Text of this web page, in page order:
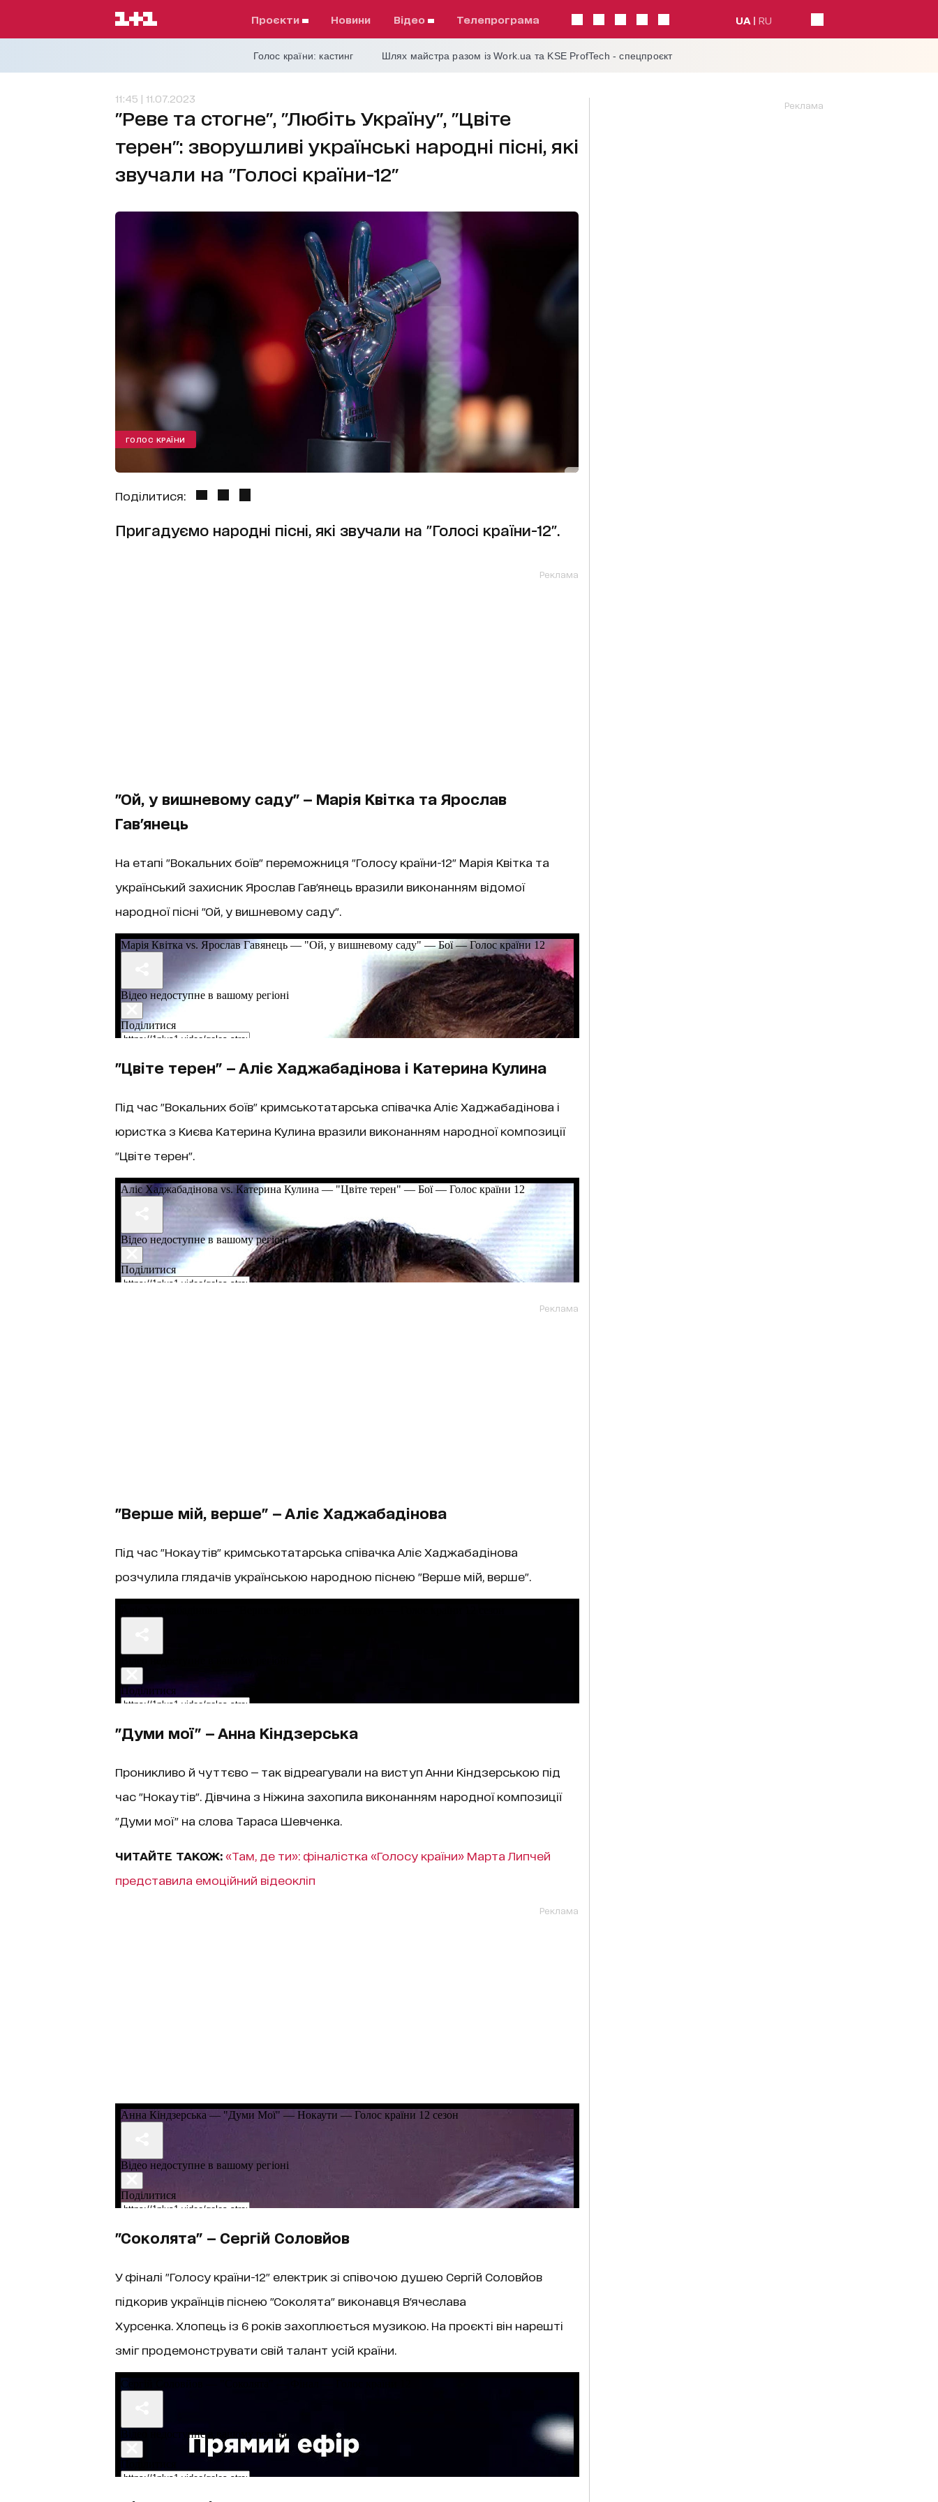
проєкти Новини відео телепрограма UA RU
Голос країни: кастинг Шлях майстра разом із Work.ua та KSE ProfTech - спецпроєкт
11:45 | 11.07.2023
"Реве та стогне", "Любіть Україну", "Цвіте
терен": зворушливі українські народні пісні, які
звучали на "Голосі країни-12"
ГОЛОС КРАЇНИ
Поділитися:
Пригадуємо народні пісні, які звучали на "Голосі країни-12".
Реклама
"Ой, у вишневому саду" — Марія Квітка та Ярослав
Гав'янець
На етапі "Вокальних боїв" переможниця "Голосу країни-12" Марія Квітка та
український захисник Ярослав Гав'янець вразили виконанням відомої
народної пісні "Ой, у вишневому саду".
"Цвіте терен" — Аліє Хаджабадінова і Катерина Кулина
Під час "Вокальних боїв" кримськотатарська співачка Аліє Хаджабадінова і
юристка з Києва Катерина Кулина вразили виконанням народної композиції
"Цвіте терен".
Реклама
"Верше мій, верше" — Аліє Хаджабадінова
Під час "Нокаутів" кримськотатарська співачка Аліє Хаджабадінова
розчулила глядачів українською народною піснею "Верше мій, верше".
"Думи мої" — Анна Кіндзерська
Проникливо й чуттєво — так відреагували на виступ Анни Кіндзерською під
час "Нокаутів". Дівчина з Ніжина захопила виконанням народної композиції
"Думи мої" на слова Тараса Шевченка.
ЧИТАЙТЕ ТАКОЖ: «Там, де ти»: фіналістка «Голосу країни» Марта Липчей
представила емоційний відеокліп
Реклама
"Соколята" — Сергій Соловйов
У фіналі "Голосу країни-12" електрик зі співочою душею Сергій Соловйов
підкорив українців піснею "Соколята" виконавця В'ячеслава
Хурсенка. Хлопець із 6 років захоплюється музикою. На проєкті він нарешті
зміг продемонструвати свій талант усій країни.
Реклама